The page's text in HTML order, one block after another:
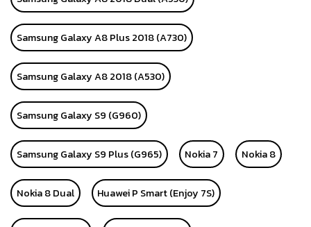
Samsung Galaxy A8 Plus 2018 (A730)
Samsung Galaxy A8 2018 (A530)
Samsung Galaxy S9 (G960)
Samsung Galaxy S9 Plus (G965) Nokia 7 Nokia 8
Nokia 8 Dual Huawei P Smart (Enjoy 7S)